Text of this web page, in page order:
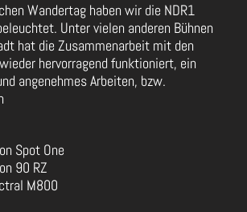
Wandertag haben wir die NDR1
Unter vielen anderen Bühnen
hat die Zusammenarbeit mit den
hervorragend funktioniert, ein
angenehmes Arbeiten, bzw.
Spot One
90 RZ
M800